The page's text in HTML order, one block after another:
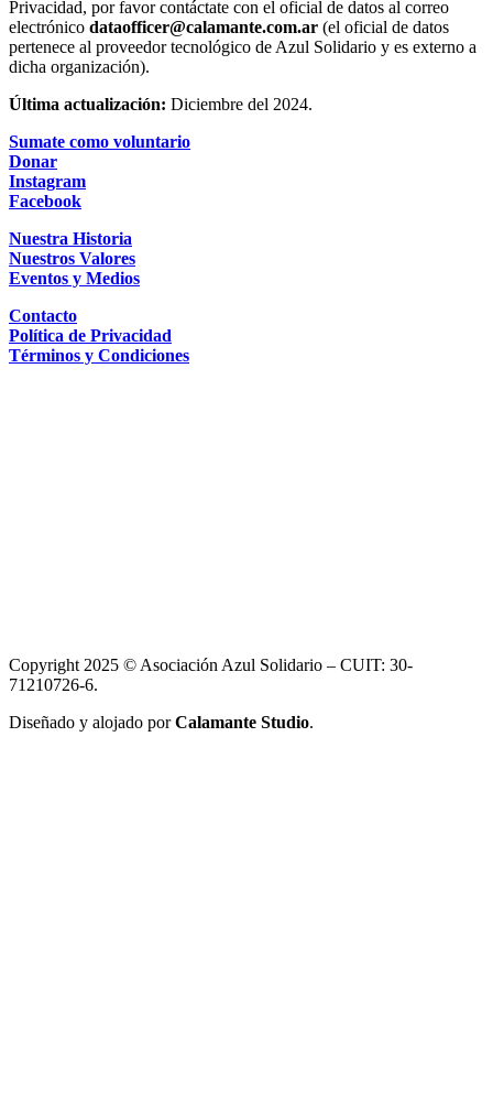
Privacidad, por favor contáctate con el oficial de datos al correo
electrónico dataofficer@calamante.com.ar (el oficial de datos
pertenece al proveedor tecnológico de Azul Solidario y es externo a
dicha organización).
Última actualización: Diciembre del 2024.
Sumate como voluntario
Donar
Instagram
Facebook
Nuestra Historia
Nuestros Valores
Eventos y Medios
Contacto
Política de Privacidad
Términos y Condiciones
Copyright 2025 © Asociación Azul Solidario – CUIT: 30-
71210726-6.
Diseñado y alojado porCalamante Studio.